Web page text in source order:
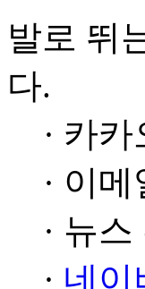
발로 뛰
다.
· 카
· 이메
· 뉴
· 네